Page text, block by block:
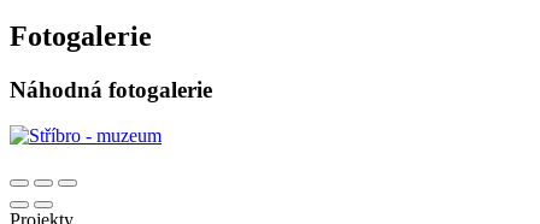
Fotogalerie
Náhodná fotogalerie